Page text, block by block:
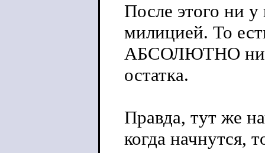
После этого ни
милицией. То
АБСОЛЮТНО
остатка.
Правда, тут же
когда начнутся,